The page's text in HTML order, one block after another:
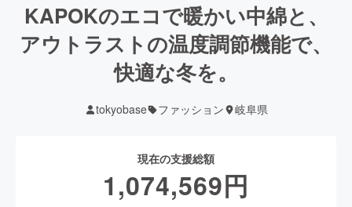
KAPOKのエコで暖かい中綿と、
アウトラストの温度調節機能で、
快適な冬を。
tokyobase ファッション 岐阜県
現在の支援総額
1,074,569円